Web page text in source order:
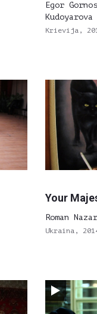
Egor
Kudoyarova
Krievija,
Your
Roman
Ukraina,